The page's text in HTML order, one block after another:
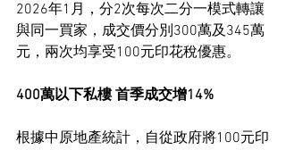
2026年1月，分2次每次二分一模式轉讓
與同一買家，成交價分別300萬及345萬
元，兩次均享受100元印花稅優惠。
400萬以下私樓 首季成交增14%
根據中原地產統計，自從政府將100元印